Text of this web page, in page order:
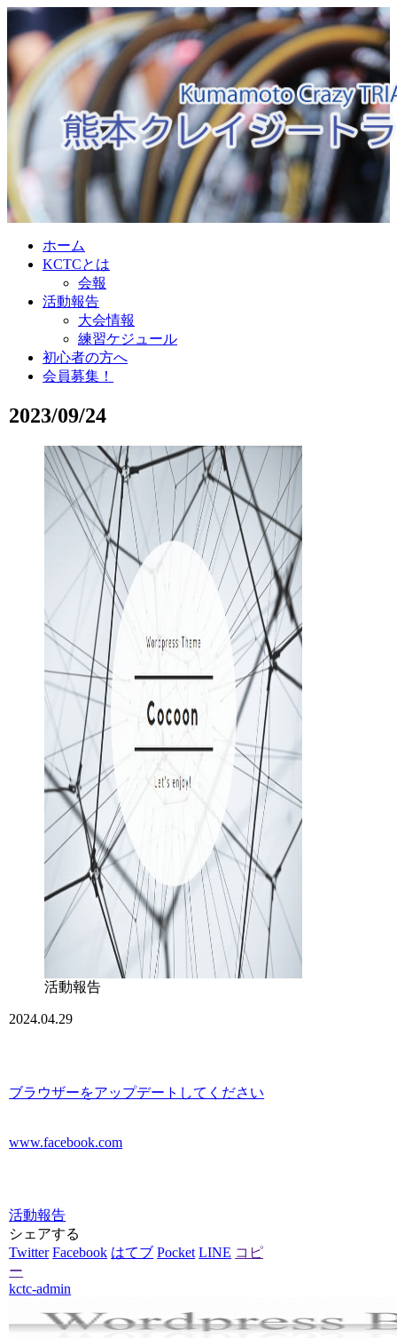
ホーム
KCTCとは
会報
活動報告
大会情報
練習ケジュール
初心者の方へ
会員募集！
2023/09/24
活動報告
2024.04.29
ブラウザーをアップデートしてください
www.facebook.com
活動報告
シェアする
Twitter Facebook はてブ Pocket LINE コピ
ー
kctc-admin